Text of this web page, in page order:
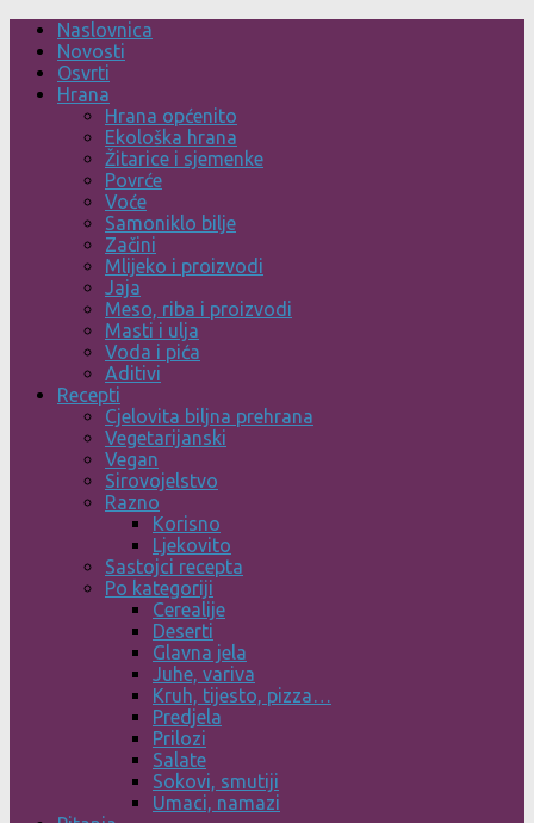
Skip
content
Naslovnica
Novosti
Osvrti
Hrana
Hrana općenito
Ekološka hrana
Žitarice i sjemenke
Povrće
Voće
Samoniklo bilje
Začini
Mlijeko i proizvodi
Jaja
Meso, riba i proizvodi
Masti i ulja
Voda i pića
Aditivi
Recepti
Cjelovita biljna prehrana
Vegetarijanski
Vegan
Sirovojelstvo
Razno
Korisno
Ljekovito
Sastojci recepta
Po kategoriji
Cerealije
Deserti
Glavna jela
Juhe, variva
Kruh, tijesto, pizza…
Predjela
Prilozi
Salate
Sokovi, smutiji
Umaci, namazi